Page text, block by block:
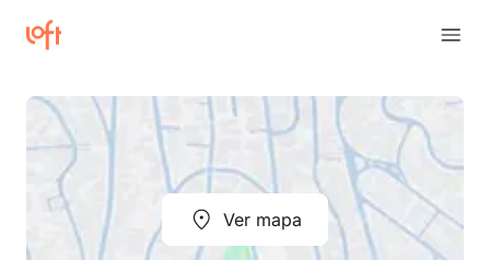
Ver mapa